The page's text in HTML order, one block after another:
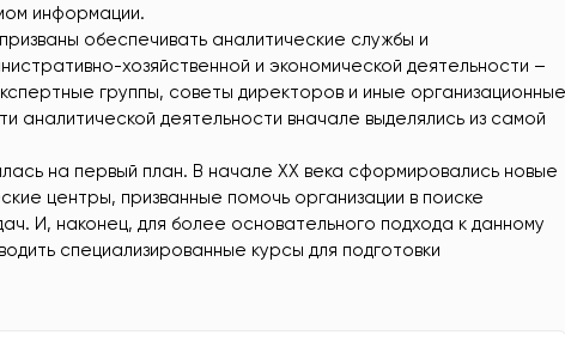
информации.
обеспечивать аналитические службы и
хозяйственной и экономической деятельности –
группы, советы директоров и иные организационные
аналитической деятельности вначале выделялись из самой
на первый план. В начале XX века сформировались новые
центры, призванные помочь организации в поиске
И, наконец, для более основательного подхода к данному
специализированные курсы для подготовки